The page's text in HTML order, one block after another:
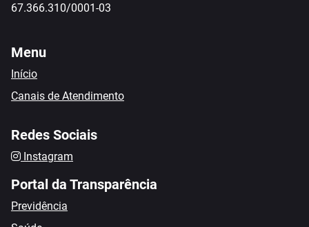
67.366.310/0001-03
Menu
Início
Canais de Atendimento
Redes Sociais
Instagram
Portal da Transparência
Previdência